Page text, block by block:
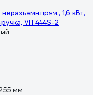
1,6 кВт,
VIT444S-2
255 мм